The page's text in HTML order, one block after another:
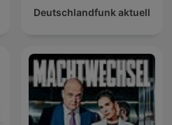
Deutschlandfunk aktuell